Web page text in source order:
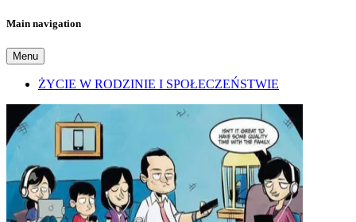
Main navigation
Menu
ŻYCIE W RODZINIE I SPOŁECZEŃSTWIE